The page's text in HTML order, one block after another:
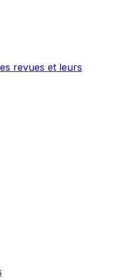
revues et leurs